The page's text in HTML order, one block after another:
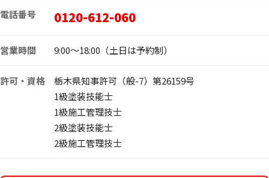
電話番号 0120-612-060
営業時間 9:00〜18:00（土日は予約制）
許可・資格
栃木県知事許可（般-7）第26159号
1級塗装技能士
1級施工管理技士
2級塗装技能士
2級施工管理技士